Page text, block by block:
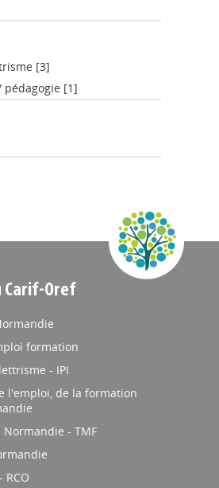
[3]
[1]
Carif-Oref
formation
- IPI
l'emploi, de la formation
- TMF
RCO